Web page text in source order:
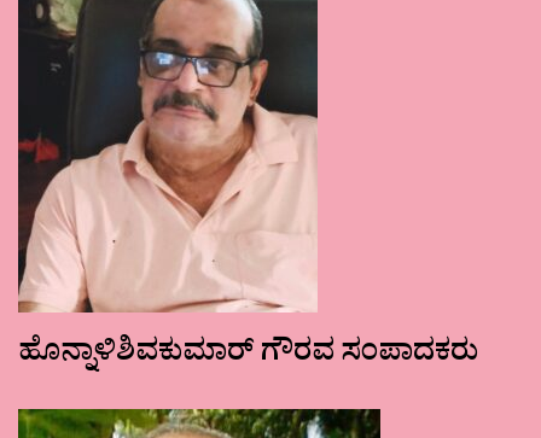
ಹೊನ್ನಾಳಿಶಿವಕುಮಾರ್ ಗೌರವ ಸಂಪಾದಕರು